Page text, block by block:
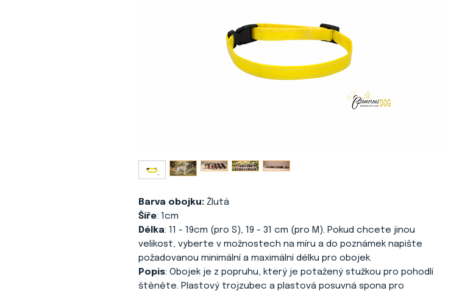
Barva obojku: Žlutá
Šíře: 1cm
Délka: 11 - 19cm (pro S), 19 - 31 cm (pro M). Pokud chcete jinou
velikost, vyberte v možnostech na míru a do poznámek napište
požadovanou minimální a maximální délku pro obojek.
Popis: Obojek je z popruhu, který je potažený stužkou pro pohodlí
štěněte. Plastový trojzubec a plastová posuvná spona pro